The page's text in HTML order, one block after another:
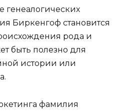
генеалогических
Биркенгоф становится
рода и
быть полезно для
истории или
фамилия